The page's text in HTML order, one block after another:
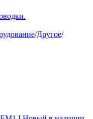
/Другое/